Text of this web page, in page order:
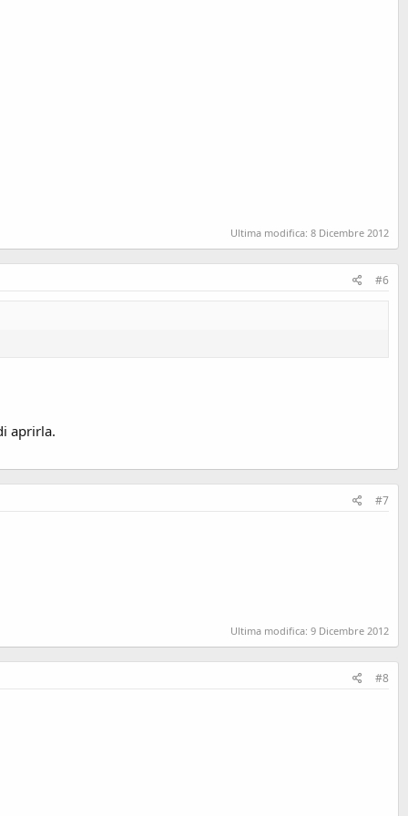
Ultima modifica: 8 Dicembre 2012
#6
aprirla.
#7
Ultima modifica: 9 Dicembre 2012
#8